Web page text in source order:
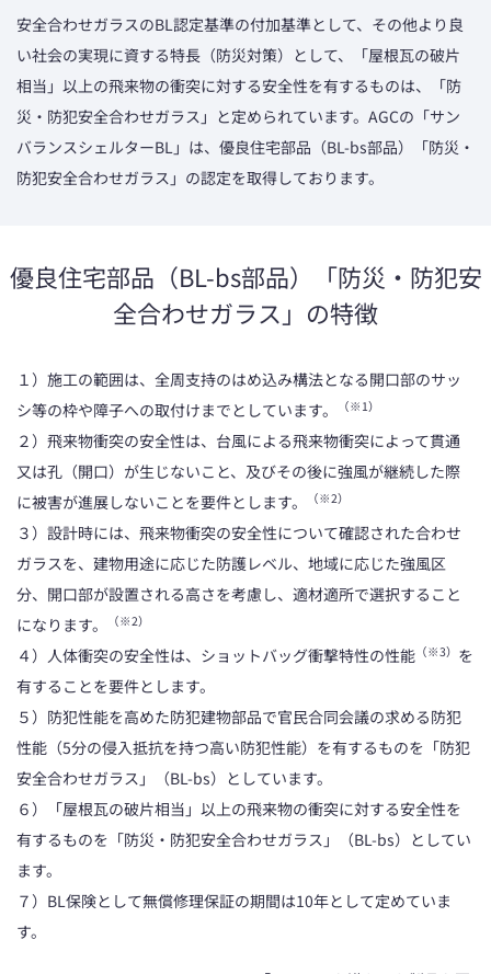
安全合わせガラスのBL認定基準の付加基準として、その他より良
い社会の実現に資する特長（防災対策）として、「屋根瓦の破片
相当」以上の飛来物の衝突に対する安全性を有するものは、「防
災・防犯安全合わせガラス」と定められています。AGCの「サン
バランスシェルターBL」は、優良住宅部品（BL-bs部品）「防災・
防犯安全合わせガラス」の認定を取得しております。
優良住宅部品（BL-bs部品）「防災・防犯安
全合わせガラス」の特徴
１）施工の範囲は、全周支持のはめ込み構法となる開口部のサッ
シ等の枠や障子への取付けまでとしています。
（※1）
２）飛来物衝突の安全性は、台風による飛来物衝突によって貫通
又は孔（開口）が生じないこと、及びその後に強風が継続した際
に被害が進展しないことを要件とします。
（※2）
３）設計時には、飛来物衝突の安全性について確認された合わせ
ガラスを、建物用途に応じた防護レベル、地域に応じた強風区
分、開口部が設置される高さを考慮し、適材適所で選択すること
になります。
（※2）
４）人体衝突の安全性は、ショットバッグ衝撃特性の性能 （※3） を
有することを要件とします。
５）防犯性能を高めた防犯建物部品で官民合同会議の求める防犯
性能（5分の侵入抵抗を持つ高い防犯性能）を有するものを「防犯
安全合わせガラス」（BL-bs）としています。
６）「屋根瓦の破片相当」以上の飛来物の衝突に対する安全性を
有するものを「防災・防犯安全合わせガラス」（BL-bs）としてい
ます。
７）BL保険として無償修理保証の期間は10年として定めていま
す。